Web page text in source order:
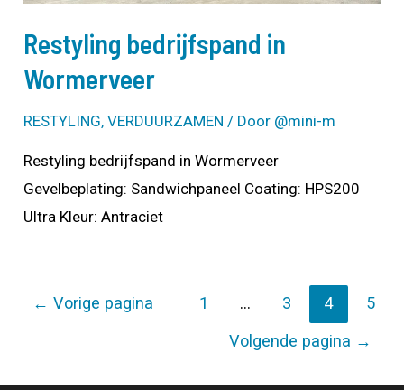
Restyling bedrijfspand in
Wormerveer
RESTYLING,VERDUURZAMEN / Door @mini-m
Restyling bedrijfspand in Wormerveer
Gevelbeplating: Sandwichpaneel Coating: HPS200
Ultra Kleur: Antraciet
Berichten
← Vorige pagina 1 … 3 4 5
Volgende pagina →